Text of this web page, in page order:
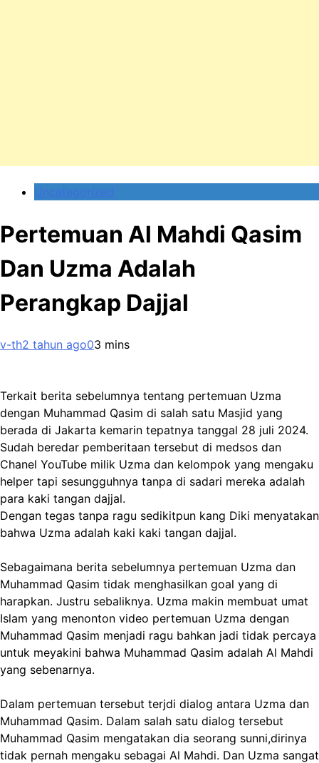
Uncategorized
Pertemuan Al Mahdi Qasim
Dan Uzma Adalah
Perangkap Dajjal
v-th2 tahun ago03 mins
Terkait berita sebelumnya tentang pertemuan Uzma
dengan Muhammad Qasim di salah satu Masjid yang
berada di Jakarta kemarin tepatnya tanggal 28 juli 2024.
Sudah beredar pemberitaan tersebut di medsos dan
Chanel YouTube milik Uzma dan kelompok yang mengaku
helper tapi sesungguhnya tanpa di sadari mereka adalah
para kaki tangan dajjal.
Dengan tegas tanpa ragu sedikitpun kang Diki menyatakan
bahwa Uzma adalah kaki kaki tangan dajjal.
Sebagaimana berita sebelumnya pertemuan Uzma dan
Muhammad Qasim tidak menghasilkan goal yang di
harapkan. Justru sebaliknya. Uzma makin membuat umat
Islam yang menonton video pertemuan Uzma dengan
Muhammad Qasim menjadi ragu bahkan jadi tidak percaya
untuk meyakini bahwa Muhammad Qasim adalah Al Mahdi
yang sebenarnya.
Dalam pertemuan tersebut terjdi dialog antara Uzma dan
Muhammad Qasim. Dalam salah satu dialog tersebut
Muhammad Qasim mengatakan dia seorang sunni,dirinya
tidak pernah mengaku sebagai Al Mahdi. Dan Uzma sangat